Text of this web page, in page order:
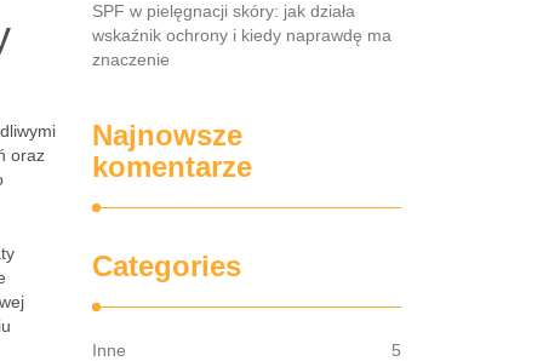
oraz
SPF w pielęgnacji skóry: jak działa
wskaźnik ochrony i kiedy naprawdę ma
znaczenie
Najnowsze
komentarze
Categories
Inne
5